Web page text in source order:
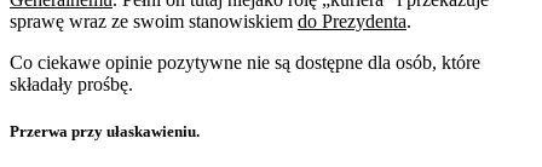
sprawę wraz ze swoim stanowiskiem do Prezydenta.
Co ciekawe opinie pozytywne nie są dostępne dla osób, które
składały prośbę.
Przerwa przy ułaskawieniu.